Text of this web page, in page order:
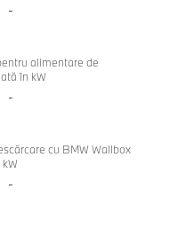
-
alimentare de
în kW
-
cu BMW Wallbox
-